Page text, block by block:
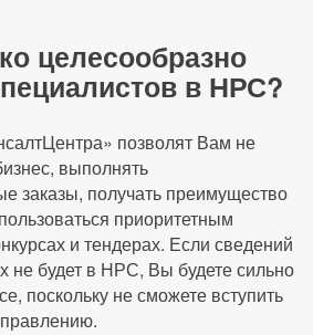
целесообразно
в НРС?
позволят Вам не
выполнять
заказы, получать преимущество
приоритетным
и тендерах. Если сведений
не будет в НРС, Вы будете сильно
поскольку не сможете вступить